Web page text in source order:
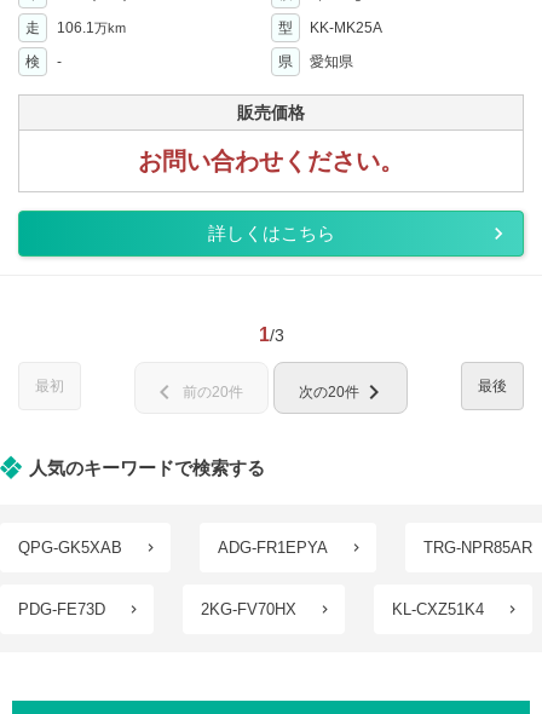
走 106.1 万km 型
KK-MK25A
検
- 県 愛知県
販売価格
お問い合わせください。
詳しくはこちら
1/3
最初 最後
chevron_left 前の20件 次の20件 chevron_right
人気のキーワードで検索する
QPG-GK5XAB ADG-FR1EPYA TRG-NPR85AR
PDG-FE73D 2KG-FV70HX KL-CXZ51K4